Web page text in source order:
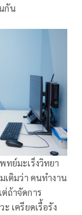
กัน
ย์มะเร็งวิทยา
เติมว่า คนทำงาน
ถ้าจัดการ
เครียดเรื้อรัง